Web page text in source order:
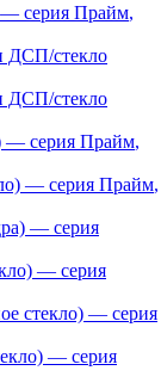
— серия Прайм,
ДСП/стекло
ДСП/стекло
— серия Прайм,
— серия Прайм,
— серия
— серия
стекло) — серия
— серия